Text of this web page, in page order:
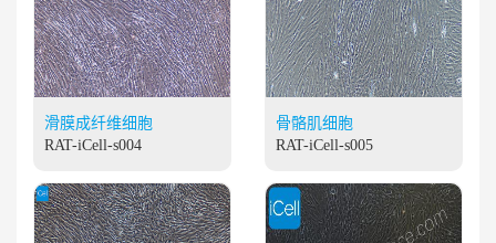
滑膜成纤维细胞
RAT-iCell-s004
骨骼肌细胞
RAT-iCell-s005